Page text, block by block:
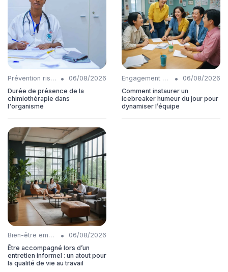
Prévention risques •
06/08/2026
Durée de présence de la
chimiothérapie dans
l'organisme
Engagement collaborateurs •
06/08/2026
Comment instaurer un
icebreaker humeur du jour pour
dynamiser l’équipe
Bien-être employés •
06/08/2026
Être accompagné lors d’un
entretien informel : un atout pour
la qualité de vie au travail